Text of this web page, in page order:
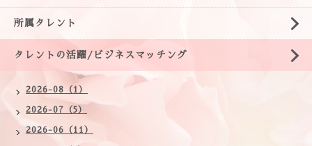
所属タレント
タレントの活躍/ビジネスマッチング
2026-08（1）
2026-07（5）
2026-06（11）